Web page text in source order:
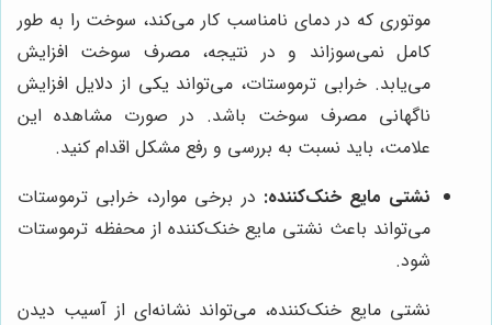
موتوری که در دمای نامناسب کار می‌کند، سوخت را به طور
کامل نمی‌سوزاند و در نتیجه، مصرف سوخت افزایش
می‌یابد. خرابی ترموستات، می‌تواند یکی از دلایل افزایش
ناگهانی مصرف سوخت باشد. در صورت مشاهده این
علامت، باید نسبت به بررسی و رفع مشکل اقدام کنید.
نشتی مایع خنک‌کننده: در برخی موارد، خرابی ترموستات
می‌تواند باعث نشتی مایع خنک‌کننده از محفظه ترموستات
شود.
نشتی مایع خنک‌کننده، می‌تواند نشانه‌ای از آسیب دیدن